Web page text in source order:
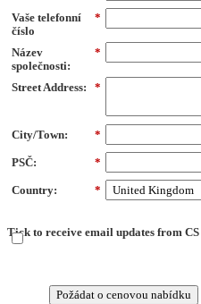
*
Vaše telefonní
číslo
*
Název
společnosti:
*
Street Address:
*
City/Town:
*
PSČ:
*
Country:
Tick to receive email updates from CS
Požádat o cenovou nabídku